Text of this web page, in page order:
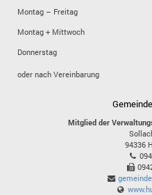
Montag – Freitag
Montag + Mittwoch
Donnerstag
oder nach Vereinbarung
Mitglied der
94336